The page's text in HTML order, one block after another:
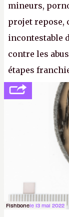
mineurs,
projet repose,
incontestable
contre les
étapes
internautes
de
http://
Fishbonele 13 mai 2022